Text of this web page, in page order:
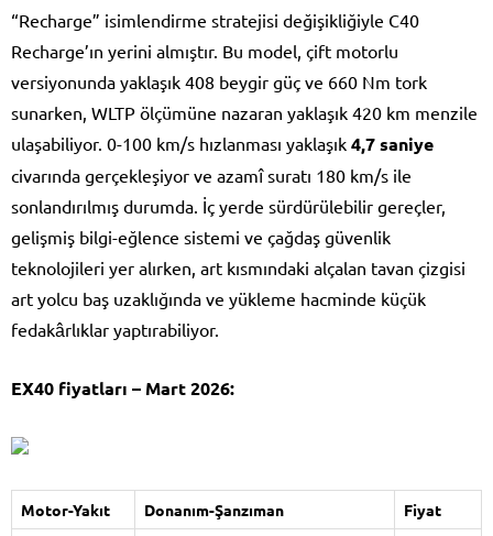
“Recharge” isimlendirme stratejisi değişikliğiyle C40
Recharge’ın yerini almıştır. Bu model, çift motorlu
versiyonunda yaklaşık 408 beygir güç ve 660 Nm tork
sunarken, WLTP ölçümüne nazaran yaklaşık 420 km menzile
ulaşabiliyor. 0-100 km/s hızlanması yaklaşık 4,7 saniye
civarında gerçekleşiyor ve azamî suratı 180 km/s ile
sonlandırılmış durumda. İç yerde sürdürülebilir gereçler,
gelişmiş bilgi-eğlence sistemi ve çağdaş güvenlik
teknolojileri yer alırken, art kısmındaki alçalan tavan çizgisi
art yolcu baş uzaklığında ve yükleme hacminde küçük
fedakârlıklar yaptırabiliyor.
EX40 fiyatları – Mart 2026:
Motor-Yakıt Donanım-Şanzıman
Fiyat